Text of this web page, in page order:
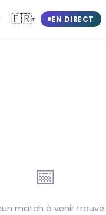
🇫🇷▾ EN DIRECT
📅
match à venir trouvé.